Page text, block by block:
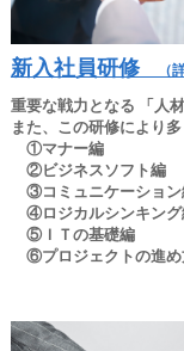
新入社員研修（詳
重要な戦力となる 「人
また、この研修により
①マナー編
②ビジネスソフト編
③コミュニケーション
④ロジカルシンキング
⑤ＩＴの基礎編
⑥プロジェクトの進め